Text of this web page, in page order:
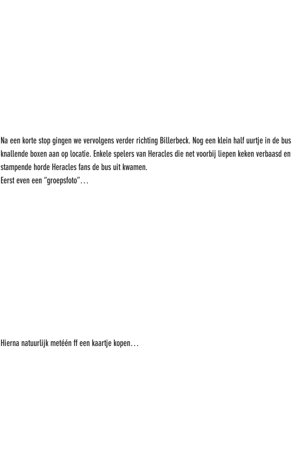
Na een korte stop gingen we vervolgens verder richting Billerbeck. Nog een klein half uurtje in de
knallende boxen aan op locatie. Enkele spelers van Heracles die net voorbij liepen keken verbaasd
stampende horde Heracles fans de bus uit kwamen.
Eerst even een “groepsfoto”…
Hierna natuurlijk metéén ff een kaartje kopen…